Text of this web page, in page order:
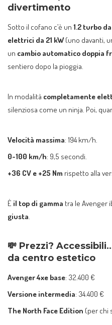
divertimento
Sotto il cofano c’è un 1.2 turbo
elettrici da 21 kW(uno davanti,
un cambio automatico doppia
sentiero dopo la pioggia.
In modalità completamente
silenziosa come un ninja. Poi,
Velocità massima: 194 km/h.
0-100 km/h: 9,5 secondi.
+36 CV e +25 Nm rispetto alla
È il top di gamma tra le Avenger
giusta.
💸 Prezzi?
da centro estetico
Avenger 4xe base: 32.400 €
Versione intermedia: 34.400 €
The North Face Edition (per chi